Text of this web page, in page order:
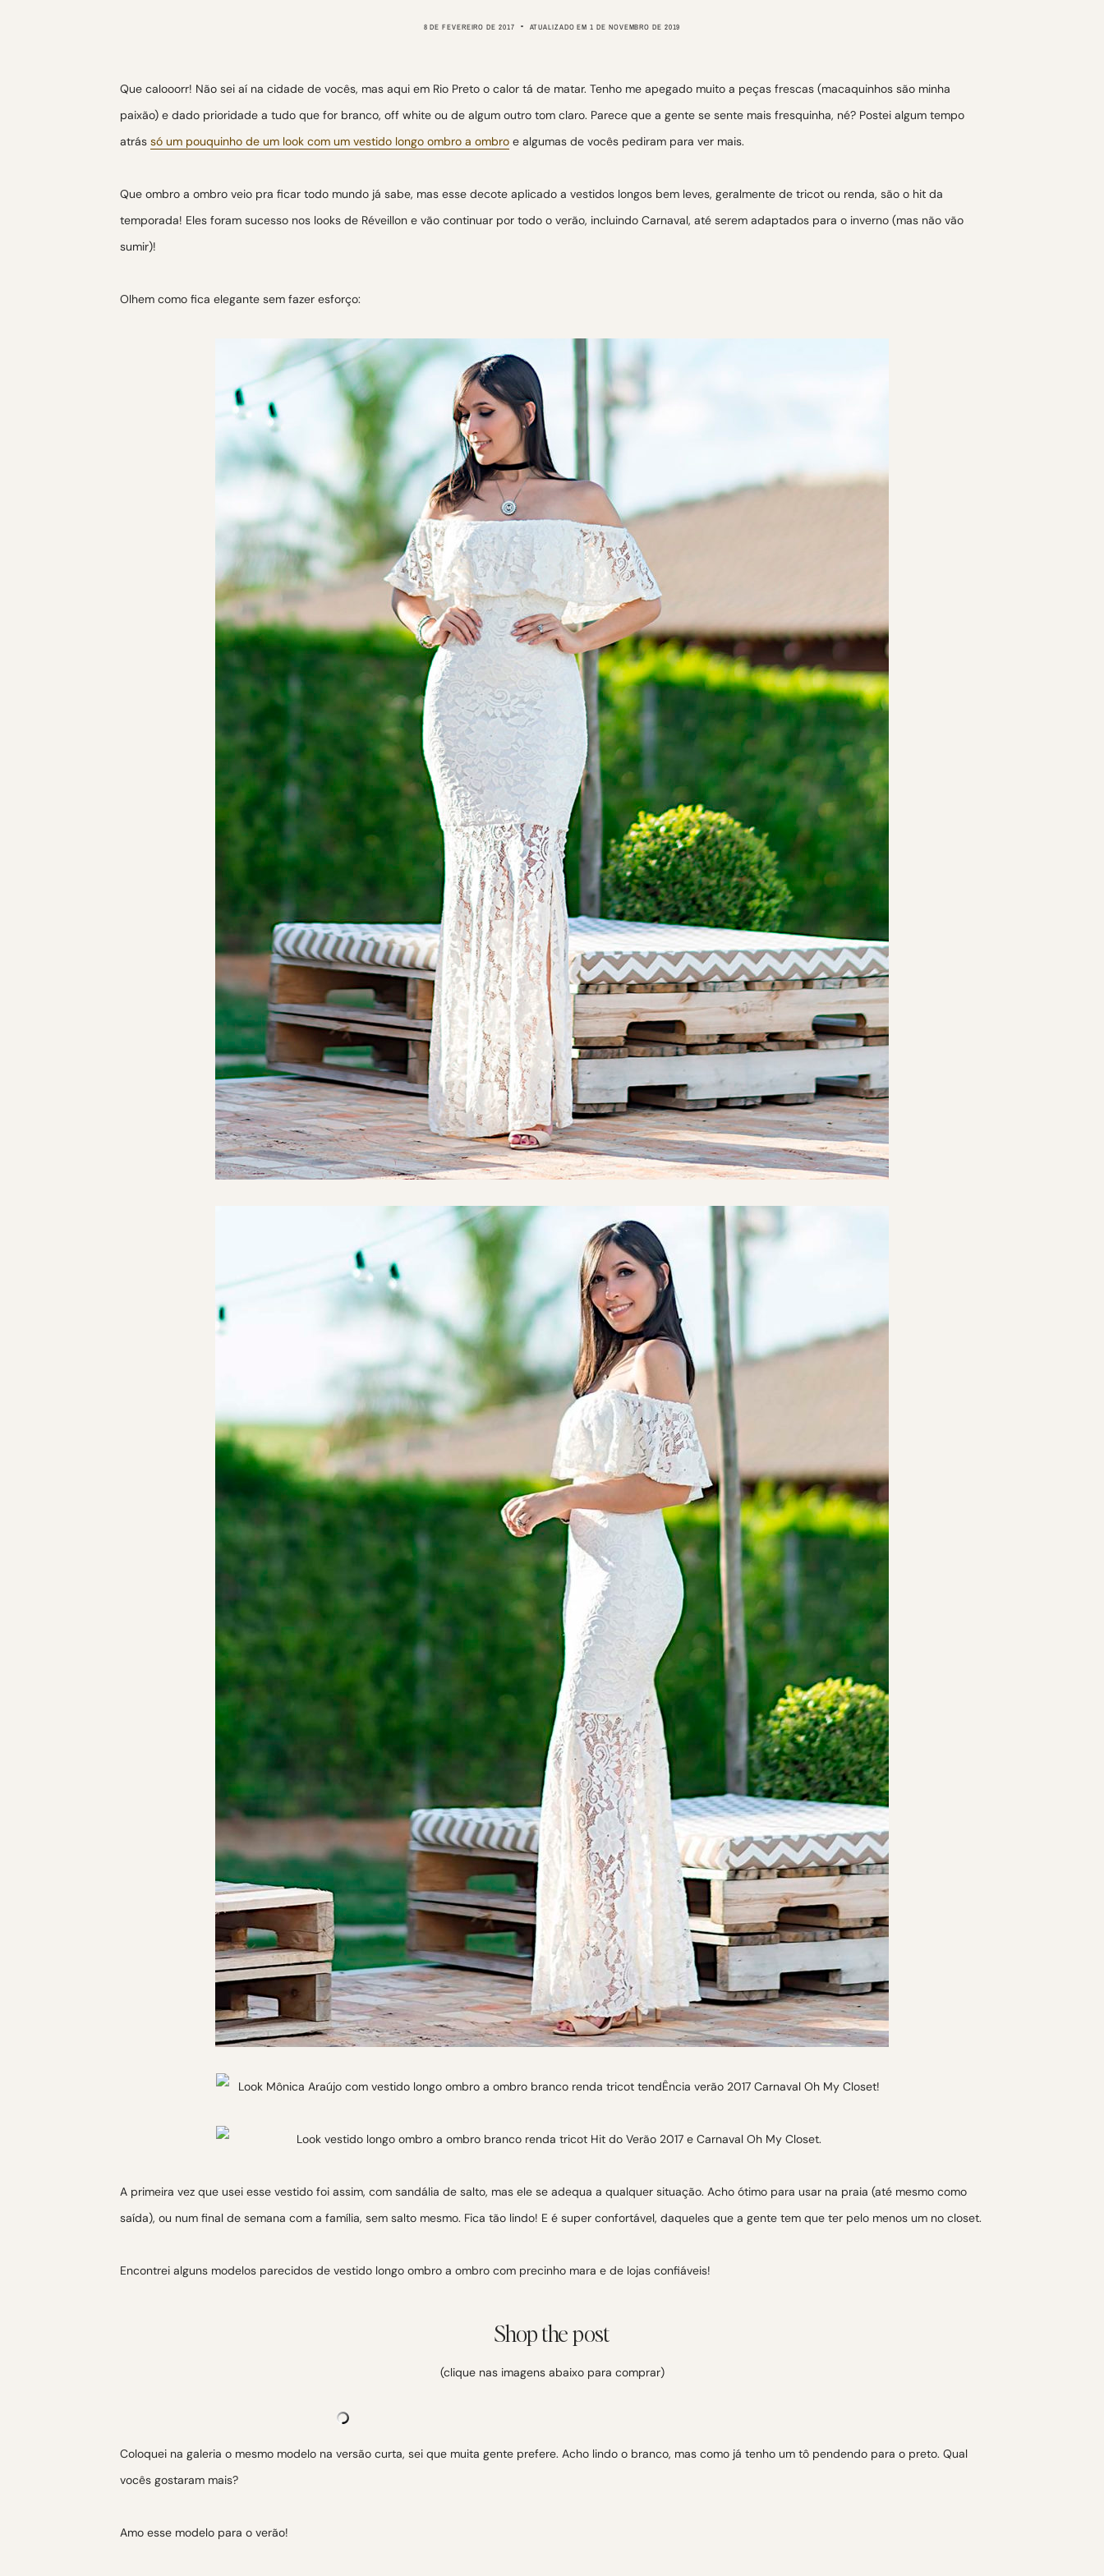
8 DE FEVEREIRO DE 2017 ATUALIZADO EM 1 DE NOVEMBRO DE 2019
Que calooorr! Não sei aí na cidade de vocês, mas aqui em Rio Preto o calor tá de matar. Tenho me apegado muito a peças frescas (macaquinhos são minha
paixão) e dado prioridade a tudo que for branco, off white ou de algum outro tom claro. Parece que a gente se sente mais fresquinha, né? Postei algum tempo
atrás só um pouquinho de um look com um vestido longo ombro a ombro e algumas de vocês pediram para ver mais.
Que ombro a ombro veio pra ficar todo mundo já sabe, mas esse decote aplicado a vestidos longos bem leves, geralmente de tricot ou renda, são o hit da
temporada! Eles foram sucesso nos looks de Réveillon e vão continuar por todo o verão, incluindo Carnaval, até serem adaptados para o inverno (mas não vão
sumir)!
Olhem como fica elegante sem fazer esforço:
A primeira vez que usei esse vestido foi assim, com sandália de salto, mas ele se adequa a qualquer situação. Acho ótimo para usar na praia (até mesmo como
saída), ou num final de semana com a família, sem salto mesmo. Fica tão lindo! E é super confortável, daqueles que a gente tem que ter pelo menos um no closet.
Encontrei alguns modelos parecidos de vestido longo ombro a ombro com precinho mara e de lojas confiáveis!
Shop the post
(clique nas imagens abaixo para comprar)
Coloquei na galeria o mesmo modelo na versão curta, sei que muita gente prefere. Acho lindo o branco, mas como já tenho um tô pendendo para o preto. Qual
vocês gostaram mais?
Amo esse modelo para o verão!